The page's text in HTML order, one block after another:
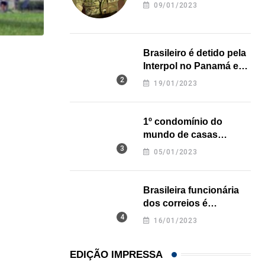
Açaí é reconhecido oficialmente como fruto
21/01/2026
09/01/2023
Brasileiro é detido pela
Interpol no Panamá e
pode pegar prisão
19/01/2023
1º condomínio do
mundo de casas
impressas em 3D é
05/01/2023
Brasileira funcionária
dos correios é
assassinada a facadas
16/01/2023
EDIÇÃO IMPRESSA